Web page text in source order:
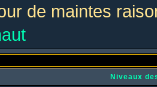
de maintes
Niveaux